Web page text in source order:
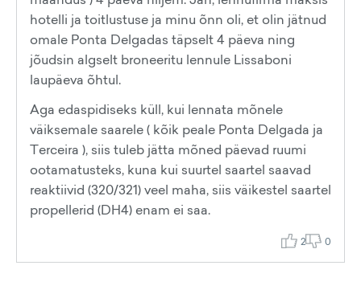
hotelli ja toitlustuse ja minu õnn oli, et olin jätnud
omale Ponta Delgadas täpselt 4 päeva ning
jõudsin algselt broneeritu lennule Lissaboni
laupäeva õhtul.
Aga edaspidiseks küll, kui lennata mõnele
väiksemale saarele ( kõik peale Ponta Delgada ja
Terceira ), siis tuleb jätta mõned päevad ruumi
ootamatusteks, kuna kui suurtel saartel saavad
reaktiivid (320/321) veel maha, siis väikestel saartel
propellerid (DH4) enam ei saa.
2 0